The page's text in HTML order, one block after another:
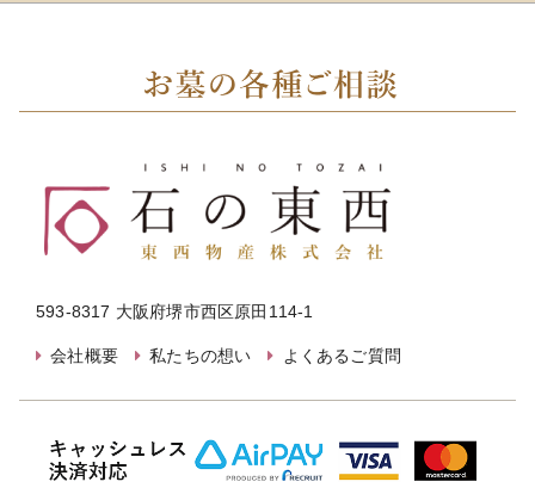
593-8317 大阪府堺市西区原田114-1
会社概要 私たちの想い よくあるご質問